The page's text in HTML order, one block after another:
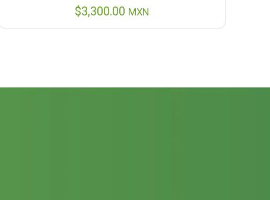
$3,300.00 MXN